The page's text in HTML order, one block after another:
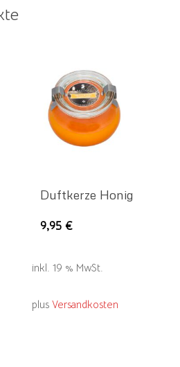
Duftkerze Honig
9,95€
inkl. 19 % MwSt.
plusVersandkosten